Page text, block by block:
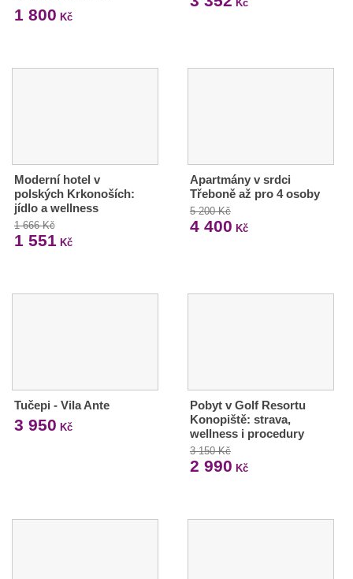
1 800 Kč
Kč
Moderní hotel v
polských Krkonoších:
jídlo a wellness
1 666 Kč
1 551 Kč
Apartmány v srdci
Třeboně až pro 4 osoby
5 200 Kč
4 400 Kč
Tučepi - Vila Ante
3 950 Kč
Pobyt v Golf Resortu
Konopiště: strava,
wellness i procedury
3 150 Kč
2 990 Kč